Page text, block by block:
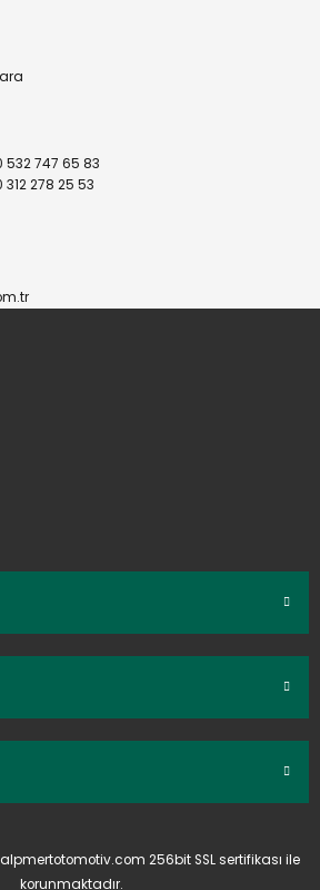
532 747 65 83
312 278 25 53
256bit SSL sertifikası ile
korunmaktadır.